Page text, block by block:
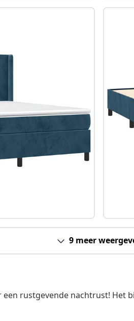
9 meer
rustgevende nachtrust! Het